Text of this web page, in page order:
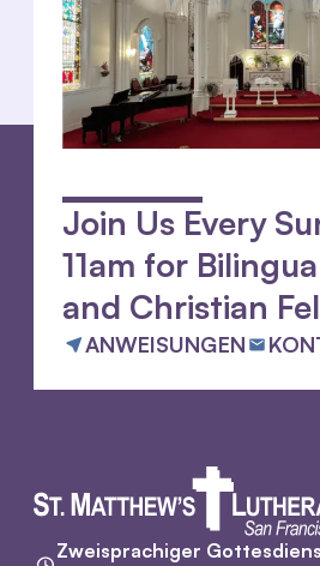
Join Us Every
11am for
and Christian
ANWEISUNGEN
Zweisprachiger